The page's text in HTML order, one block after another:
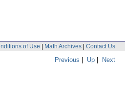
of Use | Math Archives | Contact Us
Previous | Up | Next